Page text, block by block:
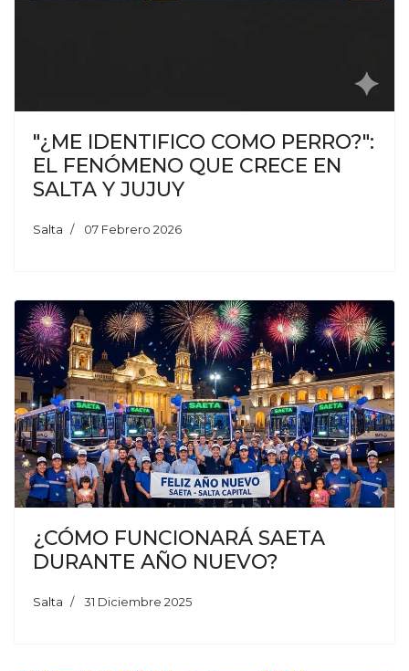
"¿ME IDENTIFICO COMO PERRO?":
EL FENÓMENO QUE CRECE EN
SALTA Y JUJUY
Salta 07 Febrero 2026
¿CÓMO FUNCIONARÁ SAETA
DURANTE AÑO NUEVO?
Salta 31 Diciembre 2025